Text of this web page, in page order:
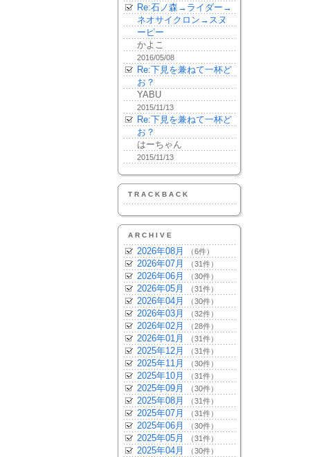
Re:石ノ森→ライダー→
ネオサイクロン→スヌ
ーピー
かよこ
2016/05/08
Re:下見を兼ねて一杯ど
お？
YABU
2015/11/13
Re:下見を兼ねて一杯ど
お？
はーちゃん
2015/11/13
TRACKBACK
ARCHIVE
2026年08月 （6件）
2026年07月 （31件）
2026年06月 （30件）
2026年05月 （31件）
2026年04月 （30件）
2026年03月 （32件）
2026年02月 （28件）
2026年01月 （31件）
2025年12月 （31件）
2025年11月 （30件）
2025年10月 （31件）
2025年09月 （30件）
2025年08月 （31件）
2025年07月 （31件）
2025年06月 （30件）
2025年05月 （31件）
2025年04月 （30件）